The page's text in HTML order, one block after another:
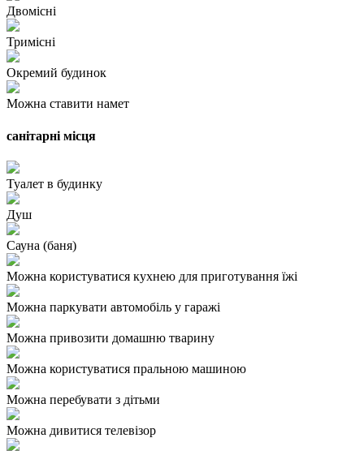
Двомісні
Тримісні
Окремий будинок
Можна ставити намет
санітарні місця
Туалет в будинку
Душ
Сауна (баня)
Можна користуватися кухнею для приготування їжі
Можна паркувати автомобіль у гаражі
Можна привозити домашню тварину
Можна користуватися пральною машиною
Можна перебувати з дітьми
Можна дивитися телевізор